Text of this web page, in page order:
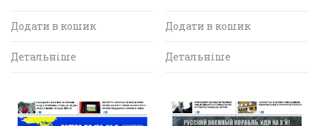
Додати в кошик
Детальніше
Додати в кошик
Детальніше